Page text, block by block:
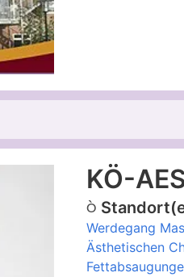
KÖ-
Werdegang
Ästhetischen